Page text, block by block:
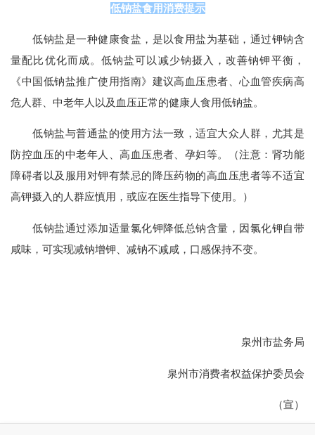
低钠盐食用消费提示
低钠盐是一种健康食盐，是以食用盐为基础，通过钾钠含
量配比优化而成。低钠盐可以减少钠摄入，改善钠钾平衡，
《中国低钠盐推广使用指南》建议高血压患者、心血管疾病高
危人群、中老年人以及血压正常的健康人食用低钠盐。
低钠盐与普通盐的使用方法一致，适宜大众人群，尤其是
防控血压的中老年人、高血压患者、孕妇等。（注意：肾功能
障碍者以及服用对钾有禁忌的降压药物的高血压患者等不适宜
高钾摄入的人群应慎用，或应在医生指导下使用。）
低钠盐通过添加适量氯化钾降低总钠含量，因氯化钾自带
咸味，可实现减钠增钾、减钠不减咸，口感保持不变。
泉州市盐务局
泉州市消费者权益保护委员会
（宣）